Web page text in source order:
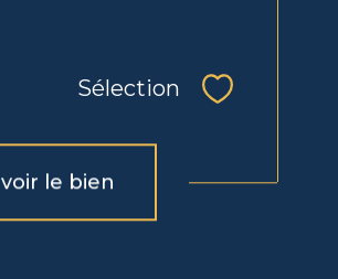
Sélection
voir le bien